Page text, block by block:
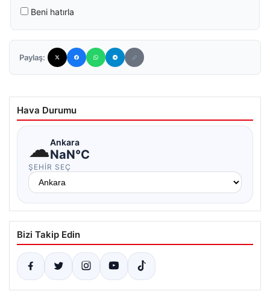
Beni hatırla
Paylaş:
Hava Durumu
☁Ankara
NaN°C
ŞEHIR SEÇ
Bizi Takip Edin